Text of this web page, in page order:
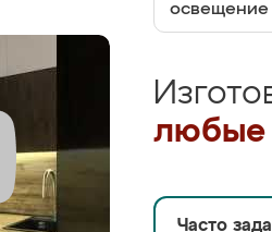
освещение
любые
Часто